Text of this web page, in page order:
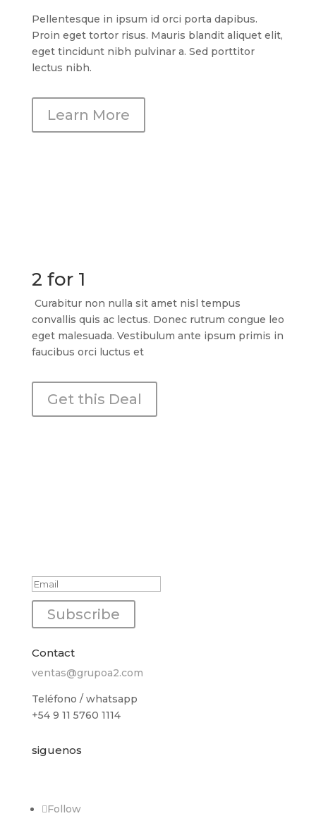
Pellentesque in ipsum id orci porta dapibus.
Proin eget tortor risus. Mauris blandit aliquet elit,
eget tincidunt nibh pulvinar a. Sed porttitor
lectus nibh.
Learn More
2 for 1
Curabitur non nulla sit amet nisl tempus
convallis quis ac lectus. Donec rutrum congue leo
eget malesuada. Vestibulum ante ipsum primis in
faucibus orci luctus et
Get this Deal
Subscribe
Contact
ventas@grupoa2.com
Teléfono / whatsapp
+54 9 11 5760 1114
siguenos
Follow